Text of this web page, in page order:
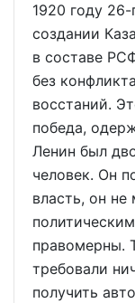
1920 году 26-
создании
в составе
без
восстаний.
победа,
Ленин был
человек. Он
власть, он
правомерны.
требовали
получить